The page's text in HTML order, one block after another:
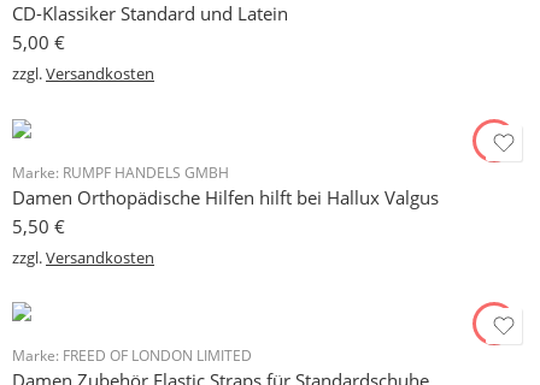
CD-Klassiker Standard und Latein
5,00 €
zzgl.Versandkosten
Marke: RUMPF HANDELS GMBH
Damen Orthopädische Hilfen hilft bei Hallux Valgus
5,50 €
zzgl.Versandkosten
Marke: FREED OF LONDON LIMITED
Damen Zubehör Elastic Straps für Standardschuhe